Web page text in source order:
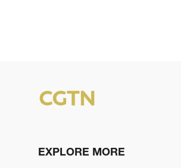
EXPLORE MORE